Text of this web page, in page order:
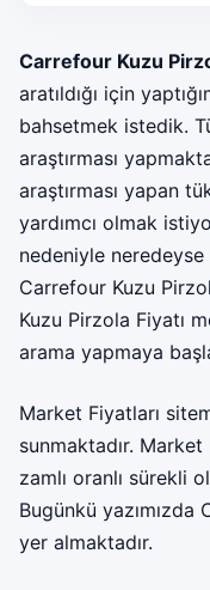
Carrefour Kuzu
aratıldığı için
bahsetmek istedik.
araştırması
araştırması yapan
yardımcı olmak
nedeniyle
Carrefour Kuzu
Kuzu Pirzola Fiyatı
arama yapmaya
Market Fiyatları
sunmaktadır.
zamlı oranlı sürekli
Bugünkü yazımızda
yer almaktadır.